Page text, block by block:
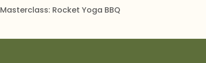
Masterclass: Rocket Yoga BBQ